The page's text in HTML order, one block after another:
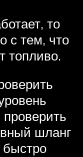
то
с тем, что
топливо.
шланг
быстро